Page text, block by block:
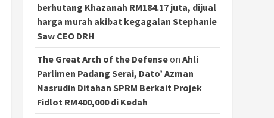
berhutang Khazanah RM184.17 juta, dijual
harga murah akibat kegagalan Stephanie
Saw CEO DRH
The Great Arch of the Defenseon Ahli
Parlimen Padang Serai, Dato’ Azman
Nasrudin Ditahan SPRM Berkait Projek
Fidlot RM400,000 di Kedah